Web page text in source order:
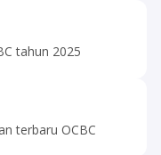
tahun 2025
terbaru OCBC